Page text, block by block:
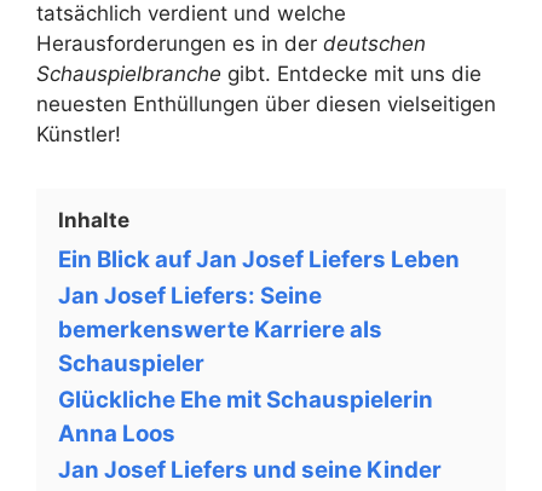
tatsächlich verdient und welche
Herausforderungen es in der deutschen
Schauspielbranche gibt. Entdecke mit uns die
neuesten Enthüllungen über diesen vielseitigen
Künstler!
Inhalte
Ein Blick auf Jan Josef Liefers Leben
Jan Josef Liefers: Seine
bemerkenswerte Karriere als
Schauspieler
Glückliche Ehe mit Schauspielerin
Anna Loos
Jan Josef Liefers und seine Kinder